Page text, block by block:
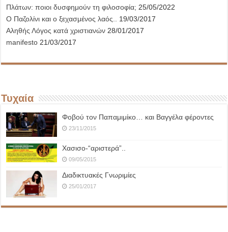
Πλάτων: ποιοι δυσφημούν τη φιλοσοφία; 25/05/2022
Ο Παζολίνι και ο ξεχασμένος λαός..
19/03/2017
Αληθής Λόγος κατά χριστιανών 28/01/2017
manifesto 21/03/2017
Τυχαία
Φοβού τον Παπαμιμίκο… και Βαγγέλα φέροντες
23/11/2015
Χασισο-“αριστερά”..
09/05/2015
Διαδικτυακές Γνωριμίες
25/01/2017